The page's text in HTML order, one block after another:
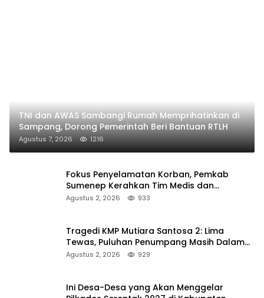
TNI dan AWAS Sambangi Rumah Memprihatinkan di
Sampang, Dorong Pemerintah Beri Bantuan RTLH
Agustus 7, 2026 1216
Fokus Penyelamatan Korban, Pemkab
Sumenep Kerahkan Tim Medis dan
Ambulans ke Pelabuhan Kalianget
Agustus 2, 2026 933
Tragedi KMP Mutiara Santosa 2: Lima
Tewas, Puluhan Penumpang Masih Dalam
Pencarian
Agustus 2, 2026 929
Ini Desa-Desa yang Akan Menggelar